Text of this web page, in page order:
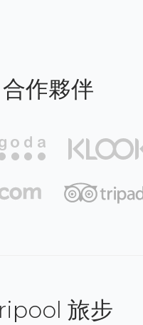
合作夥伴
旅步